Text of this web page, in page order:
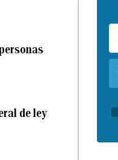
de ley